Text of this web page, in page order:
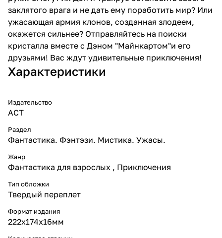
заклятого врага и не дать ему поработить мир? Или
ужасающая армия клонов, созданная злодеем,
окажется сильнее? Отправляйтесь на поиски
кристалла вместе с Дэном "Майнкартом"и его
друзьями! Вас ждут удивительные приключения!
Характеристики
Издательство
АСТ
Раздел
Фантастика. Фэнтэзи. Мистика. Ужасы.
Жанр
Фантастика для взрослых , Приключения
Тип обложки
Твердый переплет
Формат издания
222х174х16мм